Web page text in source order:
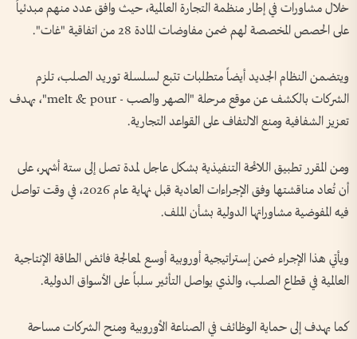
خلال مشاورات في إطار منظمة التجارة العالمية، حيث وافق عدد منهم مبدئياً
على الحصص المخصصة لهم ضمن مفاوضات المادة 28 من اتفاقية "غات".
ويتضمن النظام الجديد أيضاً متطلبات تتبع لسلسلة توريد الصلب، تلزم
الشركات بالكشف عن موقع مرحلة "الصهر والصب - melt & pour"، بهدف
تعزيز الشفافية ومنع الالتفاف على القواعد التجارية.
ومن المقرر تطبيق اللائحة التنفيذية بشكل عاجل لمدة تصل إلى ستة أشهر، على
أن تُعاد مناقشتها وفق الإجراءات العادية قبل نهاية عام 2026، في وقت تواصل
فيه المفوضية مشاوراتها الدولية بشأن الملف.
ويأتي هذا الإجراء ضمن إستراتيجية أوروبية أوسع لمعالجة فائض الطاقة الإنتاجية
العالمية في قطاع الصلب، والذي يواصل التأثير سلباً على الأسواق الدولية.
كما يهدف إلى حماية الوظائف في الصناعة الأوروبية ومنح الشركات مساحة